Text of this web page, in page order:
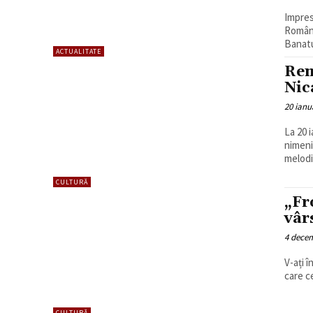
ACTUALITATE
CULTURĂ
20
La 20
4
V-ați
care